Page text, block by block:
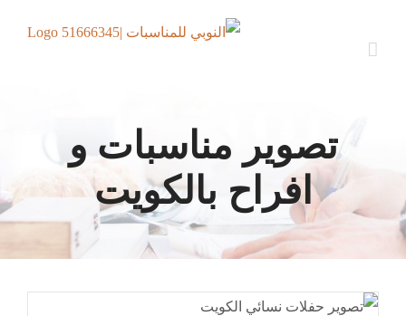
تصوير مناسبات و
افراح بالكويت